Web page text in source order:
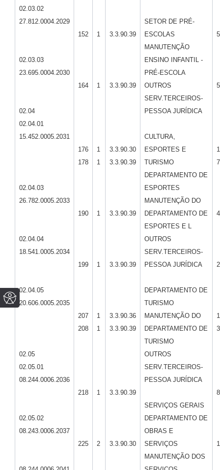
02.03.02
27.812.0004.2029
02.03.03
23.695.0004.2030
02.04
02.04.01
15.452.0005.2031
02.04.03
26.782.0005.2033
02.04.04
18.541.0005.2034
02.04.05
20.606.0005.2035
02.05
02.05.01
08.244.0006.2036
02.05.02
08.243.0006.2037
152
164
176
178
190
199
207
208
218
225
1
1
1
1
1
1
1
1
1
2
3.3.90.39
3.3.90.39
3.3.90.30
3.3.90.39
3.3.90.39
3.3.90.39
3.3.90.36
3.3.90.39
3.3.90.39
3.3.90.30
SETOR DE PRÉ-
ESCOLAS
MANUTENÇÃO
ENSINO INFANTIL -
PRÉ-ESCOLA
OUTROS
SERV.TERCEIROS-
PESSOA JURÍDICA
CULTURA,
ESPORTES E
TURISMO
DEPARTAMENTO DE
ESPORTES
MANUTENÇÃO DO
DEPARTAMENTO DE
ESPORTES E L
OUTROS
SERV.TERCEIROS-
PESSOA JURÍDICA
DEPARTAMENTO DE
TURISMO
MANUTENÇÃO DO
DEPARTAMENTO DE
TURISMO
OUTROS
SERV.TERCEIROS-
PESSOA JURÍDICA
SERVIÇOS GERAIS
DEPARTAMENTO DE
OBRAS E
SERVIÇOS
MANUTENÇÃO DOS